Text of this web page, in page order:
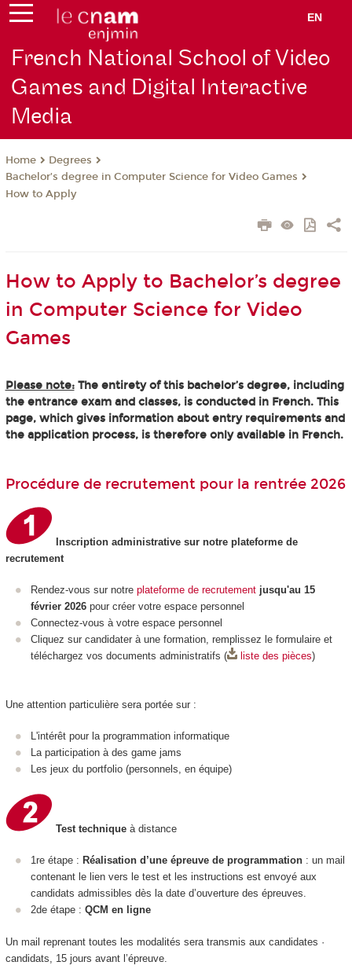
EN
French National School of Video
Games and Digital Interactive
Media
Home
Degrees
Bachelor’s degree in Computer Science for Video Games
How to Apply
How to Apply to Bachelor’s degree
in Computer Science for Video
Games
Please note:The entirety of this bachelor’s degree, including
the entrance exam and classes, is conducted in French. This
page, which gives information about entry requirements and
the application process, is therefore only available in French.
Procédure de recrutement pour la rentrée 2026
Inscription administrative sur notre plateforme de
recrutement
Rendez-vous sur notre plateforme de recrutement jusqu'au 15
février 2026 pour créer votre espace personnel
Connectez-vous à votre espace personnel
Cliquez sur candidater à une formation, remplissez le formulaire et
téléchargez vos documents administratifs (
liste des pièces)
Une attention particulière sera portée sur :
L'intérêt pour la programmation informatique
La participation à des game jams
Les jeux du portfolio (personnels, en équipe)
Test technique à distance
1re étape : Réalisation d’une épreuve de programmation : un mail
contenant le lien vers le test et les instructions est envoyé aux
candidats admissibles dès la date d’ouverture des épreuves.
2de étape : QCM en ligne
Un mail reprenant toutes les modalités sera transmis aux candidates ·
candidats, 15 jours avant l’épreuve.